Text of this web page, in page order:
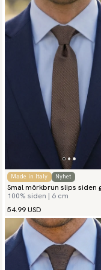
den bruna
Made in Italy Nyhet
Smal mörkbrun slips siden
100% siden | 6 cm
54.99 USD